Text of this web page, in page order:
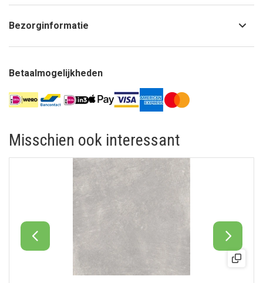
Bezorginformatie
Betaalmogelijkheden
Misschien ook interessant